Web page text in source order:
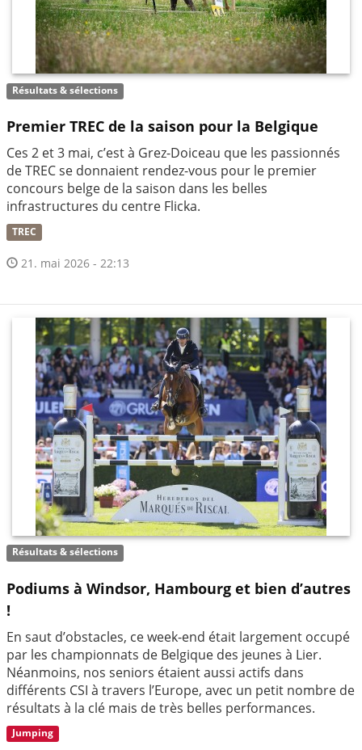
Résultats & sélections
Premier TREC de la saison pour la Belgique
Ces 2 et 3 mai, c’est à Grez-Doiceau que les passionnés
de TREC se donnaient rendez-vous pour le premier
concours belge de la saison dans les belles
infrastructures du centre Flicka.
TREC
21. mai 2026 - 22:13
Résultats & sélections
Podiums à Windsor, Hambourg et bien d’autres
!
En saut d’obstacles, ce week-end était largement occupé
par les championnats de Belgique des jeunes à Lier.
Néanmoins, nos seniors étaient aussi actifs dans
différents CSI à travers l’Europe, avec un petit nombre de
résultats à la clé mais de très belles performances.
Jumping